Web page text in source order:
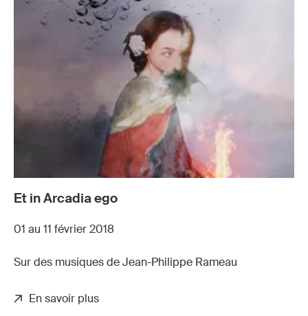
Et in Arcadia ego
01 au 11 février 2018
Sur des musiques de Jean-Philippe Rameau
En savoir plus